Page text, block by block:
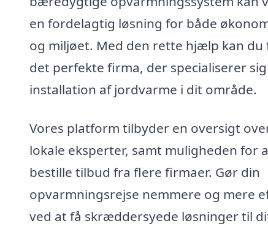
en fordelagtig løsning for både
og miljøet. Med den rette hjælp kan du
det perfekte firma, der specialiserer
installation af jordvarme i dit område.
Vores platform tilbyder en oversigt
lokale eksperter, samt muligheden for
bestille tilbud fra flere firmaer. Gør din
opvarmningsrejse nemmere og mere
ved at få skræddersyede løsninger til